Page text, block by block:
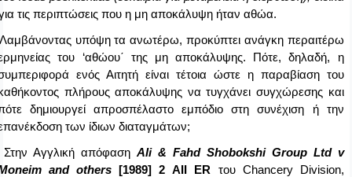
τις περιπτώσεις που η μη αποκάλυψη ήταν αθώα.
υπόψη τα ανωτέρω, προκύπτει ανάγκη περαιτέρω
του ‘αθώου΄ της μη αποκάλυψης.
Πότε, δηλαδή, η
ενός Αιτητή είναι τέτοια ώστε η παραβίαση του
πλήρους αποκάλυψης να τυγχάνει συγχώρεσης και
δημιουργεί απροσπέλαστο εμπόδιο στη συνέχιση ή την
των ίδιων διαταγμάτων;
Στην Αγγλική απόφασηAli& Fahd Shobokshi Group Ltd v
and others [1989] 2AII ER του Chancery Division,